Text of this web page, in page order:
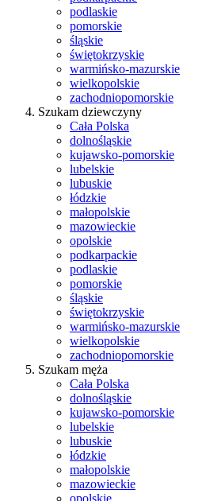
podlaskie
pomorskie
śląskie
świętokrzyskie
warmińsko-mazurskie
wielkopolskie
zachodniopomorskie
Szukam dziewczyny
Cała Polska
dolnośląskie
kujawsko-pomorskie
lubelskie
lubuskie
łódzkie
małopolskie
mazowieckie
opolskie
podkarpackie
podlaskie
pomorskie
śląskie
świętokrzyskie
warmińsko-mazurskie
wielkopolskie
zachodniopomorskie
Szukam męża
Cała Polska
dolnośląskie
kujawsko-pomorskie
lubelskie
lubuskie
łódzkie
małopolskie
mazowieckie
opolskie